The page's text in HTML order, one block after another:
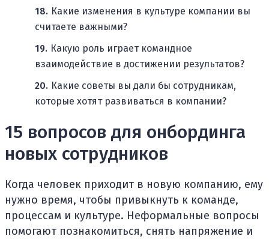
Какие изменения в культуре компании вы
считаете важными?
Какую роль играет командное
взаимодействие в достижении результатов?
Какие советы вы дали бы сотрудникам,
которые хотят развиваться в компании?
15 вопросов для онбординга
новых сотрудников
Когда человек приходит в новую компанию, ему
нужно время, чтобы привыкнуть к команде,
процессам и культуре. Неформальные вопросы
помогают познакомиться, снять напряжение и